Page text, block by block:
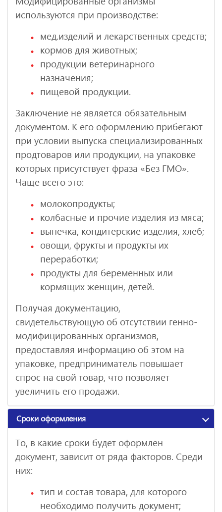
используются при производстве:
мед.изделий и лекарственных средств;
кормов для животных;
продукции ветеринарного
назначения;
пищевой продукции.
Заключение не является обязательным
документом. К его оформлению прибегают
при условии выпуска специализированных
продтоваров или продукции, на упаковке
которых присутствует фраза «Без ГМО».
Чаще всего это:
молокопродукты;
колбасные и прочие изделия из мяса;
выпечка, кондитерские изделия, хлеб;
овощи, фрукты и продукты их
переработки;
продукты для беременных или
кормящих женщин, детей.
Получая документацию,
свидетельствующую об отсутствии генно-
модифицированных организмов,
предоставляя информацию об этом на
упаковке, предприниматель повышает
спрос на свой товар, что позволяет
увеличить его продажи.
Сроки оформления
То, в какие сроки будет оформлен
документ, зависит от ряда факторов. Среди
них:
тип и состав товара, для которого
необходимо получить документ;